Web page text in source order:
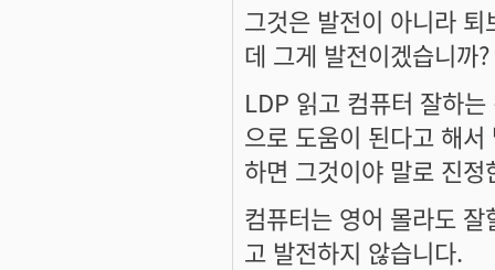
그것은 발전이 아니라
데 그게 발전이겠습니까?
LDP 읽고 컴퓨터 잘하
으로 도움이 된다고 해
하면 그것이야 말로 진정
컴퓨터는 영어 몰라도
고 발전하지 않습니다.